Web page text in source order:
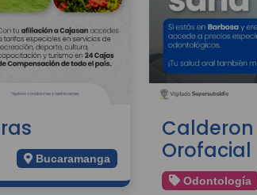
Bucaramanga
Orofacial
Odontología